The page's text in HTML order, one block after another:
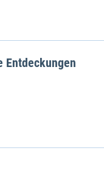
Entdeckungen